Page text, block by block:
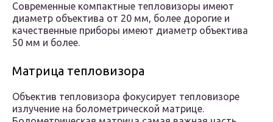
Современные компактные тепловизоры имеют
диаметр объектива от 20 мм, более дорогие и
качественные приборы имеют диаметр объектива
50 мм и более.
Матрица тепловизора
Объектив тепловизора фокусирует тепловизоре
излучение на болометрической матрице.